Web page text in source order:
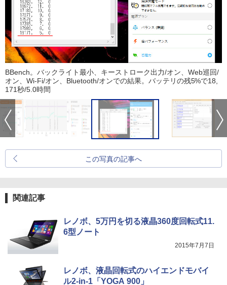
BBench。バックライト最小、キーストローク出力/オン、Web巡回/
オン、Wi-Fi/オン、Bluetooth/オンでの結果。バッテリの残5%で18,
171秒/5.0時間
この写真の記事へ
関連記事
レノボ、5万円を切る液晶360度回転式11.
6型ノート
2015年7月7日
レノボ、液晶回転式のハイエンドモバイ
ル2-in-1「YOGA 900」